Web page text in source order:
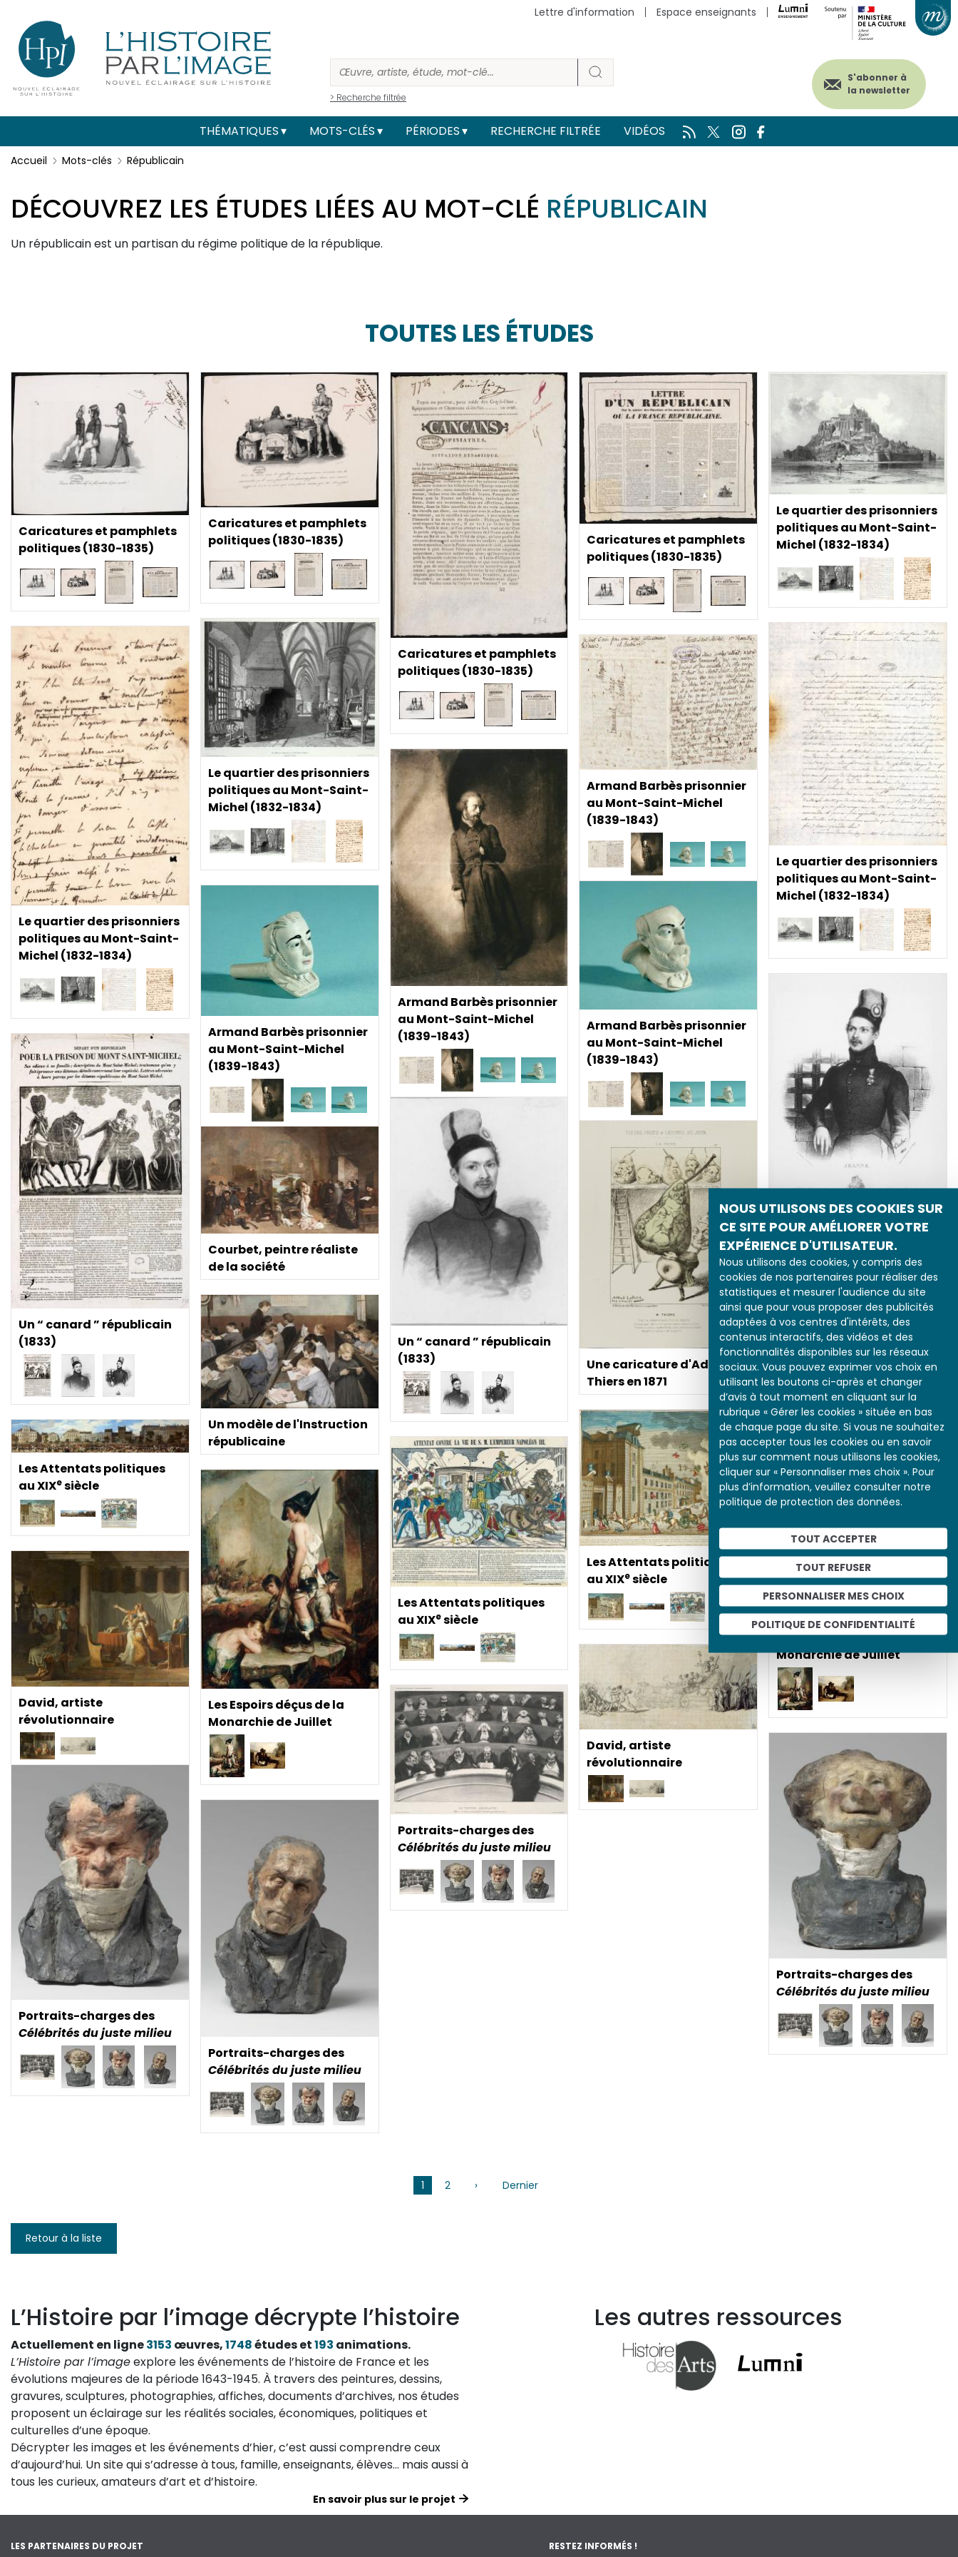
NOUS UTILISONS DES COOKIES SUR
CE SITE POUR AMÉLIORER VOTRE
EXPÉRIENCE D'UTILISATEUR.
Nous utilisons des cookies, y compris des
cookies de nos partenaires pour réaliser des
statistiques et mesurer l'audience du site
ainsi que pour vous proposer des publicités
adaptées à vos centres d'intérêts, des
contenus interactifs, des vidéos et des
fonctionnalités disponibles sur les réseaux
sociaux. Vous pouvez exprimer vos choix en
utilisant les boutons ci-après et changer
d’avis à tout moment en cliquant sur la
rubrique « Gérer les cookies » située en bas
de chaque page du site. Si vous ne souhaitez
pas accepter tous les cookies ou en savoir
plus sur comment nous utilisons les cookies,
cliquer sur « Personnaliser mes choix ». Pour
plus d’information, veuillez consulter notre
politique de protection des données.
TOUT ACCEPTER
TOUT REFUSER
PERSONNALISER MES CHOIX
POLITIQUE DE CONFIDENTIALITÉ
> Recherche filtrée
Menu
secondaire
(header)
Lettre d'information Espace enseignants
S'abonner à
la newsletter
Main
navigation
THÉMATIQUES MOTS-CLÉS PÉRIODES RECHERCHE FILTRÉE VIDÉOS
Accueil Mots-clés Républicain
DÉCOUVREZ LES ÉTUDES LIÉES AU MOT-CLÉ RÉPUBLICAIN
Description
Un républicain est un partisan du régime politique de la république.
TOUTES LES ÉTUDES
Caricatures et pamphlets
politiques (1830-1835)
Caricatures et pamphlets
politiques (1830-1835)
Caricatures et pamphlets
politiques (1830-1835)
Caricatures et pamphlets
politiques (1830-1835)
Le quartier des prisonniers
politiques au Mont-Saint-
Michel (1832-1834)
Le quartier des prisonniers
politiques au Mont-Saint-
Michel (1832-1834)
Le quartier des prisonniers
politiques au Mont-Saint-
Michel (1832-1834)
Le quartier des prisonniers
politiques au Mont-Saint-
Michel (1832-1834)
Armand Barbès prisonnier
au Mont-Saint-Michel
(1839-1843)
Armand Barbès prisonnier
au Mont-Saint-Michel
(1839-1843)
Armand Barbès prisonnier
au Mont-Saint-Michel
(1839-1843)
Armand Barbès prisonnier
au Mont-Saint-Michel
(1839-1843)
Un “ canard ” républicain
(1833)
Un “ canard ” républicain
(1833)
Un “ canard ” républicain
(1833)
Une caricature d'Adolphe
Thiers en 1871
Courbet, peintre réaliste
de la société
Un modèle de l'Instruction
républicaine
Bonaparte en
révolutionnaire
Les Attentats politiques
au XIXesiècle
Les Attentats politiques
au XIXesiècle
Les Attentats politiques
au XIXesiècle
Les Espoirs déçus de la
Monarchie de Juillet
Les Espoirs déçus de la
Monarchie de Juillet
David, artiste
révolutionnaire
David, artiste
révolutionnaire
Portraits-charges des
Célébrités du juste milieu
Portraits-charges des
Célébrités du juste milieu
Portraits-charges des
Célébrités du juste milieu
Portraits-charges des
Célébrités du juste milieu
1 2 ›
Page
Dernier
Retour à la liste
L’Histoire par l’image décrypte l’histoire
Actuellement en ligne3153 œuvres,1748études et193 animations.
L’Histoire par l’imageexplore les événements de l’histoire de France et les
évolutions majeures de la période 1643-1945. À travers des peintures, dessins,
gravures, sculptures, photographies, affiches, documents d’archives, nos études
proposent un éclairage sur les réalités sociales, économiques, politiques et
culturelles d’une époque.
Décrypter les images et les événements d’hier, c’est aussi comprendre ceux
d’aujourd’hui. Un site qui s’adresse à tous, famille, enseignants, élèves… mais aussi à
tous les curieux, amateurs d’art et d’histoire.
En savoir plus sur le projet
Les autres ressources
LES PARTENAIRES DU PROJET RESTEZ INFORMÉS !